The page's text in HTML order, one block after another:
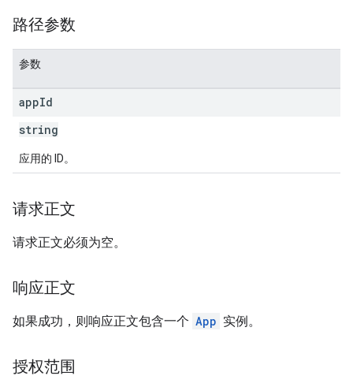
路径参数
参数
appId
string
应用的 ID。
请求正文
请求正文必须为空。
响应正文
如果成功，则响应正文包含一个 App 实例。
授权范围